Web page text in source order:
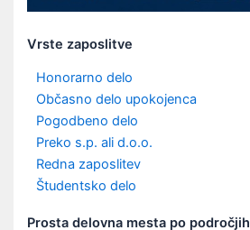
Vrste zaposlitve
Honorarno delo
Občasno delo upokojenca
Pogodbeno delo
Preko s.p. ali d.o.o.
Redna zaposlitev
Študentsko delo
Prosta delovna mesta po področjih